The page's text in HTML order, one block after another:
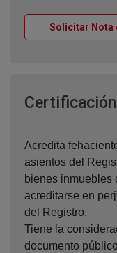
Solicitar Nota
Certificación
Acredita
asientos del
bienes inmuebles
acreditarse en
del Registro.
Tiene la
documento